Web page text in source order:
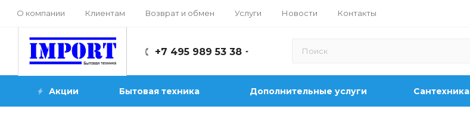
О компании Клиентам Возврат и обмен Услуги Новости Контакты
+7 495 989 53 38
Акции Бытовая техника Дополнительные услуги Сантехника